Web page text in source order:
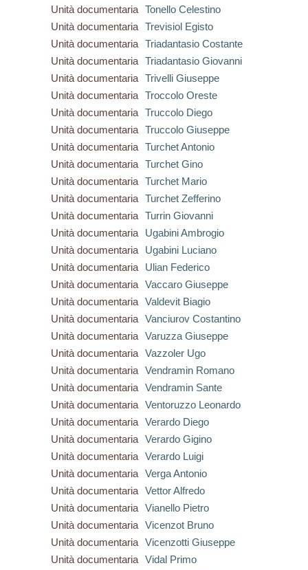
Unità documentaria
Tonello Celestino
Unità documentaria
Trevisiol Egisto
Unità documentaria
Triadantasio Costante
Unità documentaria
Triadantasio Giovanni
Unità documentaria
Trivelli Giuseppe
Unità documentaria
Troccolo Oreste
Unità documentaria
Truccolo Diego
Unità documentaria
Truccolo Giuseppe
Unità documentaria
Turchet Antonio
Unità documentaria
Turchet Gino
Unità documentaria
Turchet Mario
Unità documentaria
Turchet Zefferino
Unità documentaria
Turrin Giovanni
Unità documentaria
Ugabini Ambrogio
Unità documentaria
Ugabini Luciano
Unità documentaria
Ulian Federico
Unità documentaria
Vaccaro Giuseppe
Unità documentaria
Valdevit Biagio
Unità documentaria
Vanciurov Costantino
Unità documentaria
Varuzza Giuseppe
Unità documentaria
Vazzoler Ugo
Unità documentaria
Vendramin Romano
Unità documentaria
Vendramin Sante
Unità documentaria
Ventoruzzo Leonardo
Unità documentaria
Verardo Diego
Unità documentaria
Verardo Gigino
Unità documentaria
Verardo Luigi
Unità documentaria
Verga Antonio
Unità documentaria
Vettor Alfredo
Unità documentaria
Vianello Pietro
Unità documentaria
Vicenzot Bruno
Unità documentaria
Vicenzotti Giuseppe
Unità documentaria
Vidal Primo